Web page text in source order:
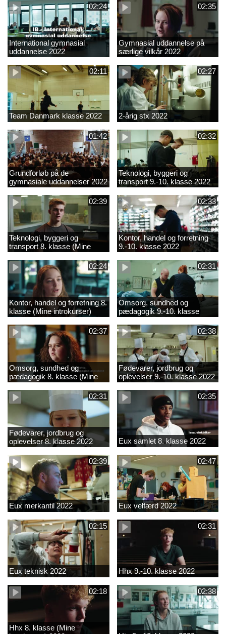
02:24
International gymnasial
uddannelse 2022
02:35
Gymnasial uddannelse på
særlige vilkår 2022
02:11
Team Danmark klasse 2022
02:27
2-årig stx 2022
01:42
Grundforløb på de
gymnasiale uddannelser 2022
02:32
Teknologi, byggeri og
transport 9.-10. klasse 2022
02:39
Teknologi, byggeri og
transport 8. klasse (Mine
introkurser) 2022
02:33
Kontor, handel og forretning
9.-10. klasse 2022
02:24
Kontor, handel og forretning 8.
klasse (Mine introkurser)
2022
02:31
Omsorg, sundhed og
pædagogik 9.-10. klasse
2022
02:37
Omsorg, sundhed og
pædagogik 8. klasse (Mine
introkurser) 2022
02:38
Fødevarer, jordbrug og
oplevelser 9.-10. klasse 2022
02:31
Fødevarer, jordbrug og
oplevelser 8. klasse 2022
02:35
Eux samlet 8. klasse 2022
02:39
Eux merkantil 2022
02:47
Eux velfærd 2022
02:15
Eux teknisk 2022
02:31
Hhx 9.-10. klasse 2022
02:18
Hhx 8. klasse (Mine
02:38